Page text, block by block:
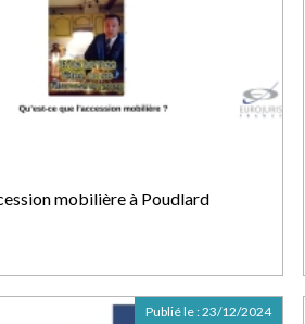
mobilière à Poudlard
Publié le :23/12/2024